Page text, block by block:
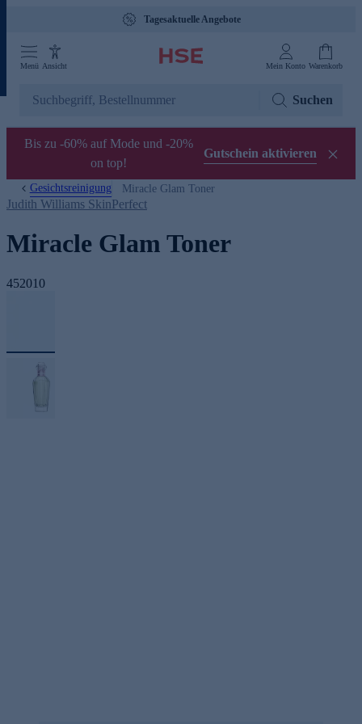
Tagesaktuelle Angebote
Menü Ansicht Mein Konto Warenkorb
Suchen
Bis zu -60% auf Mode und -20%
on top!
Gutschein aktivieren
Gesichtsreinigung Miracle Glam Toner
Judith Williams SkinPerfect
Miracle Glam Toner
452010